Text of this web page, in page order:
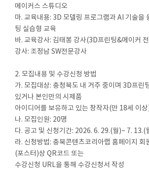
메이커스 스튜디오
마. 교육내용: 3D 모델링 프로그램과 AI 기술을
팅 실습형 교육
바. 교육강사: 김태봉 강사(3D프린팅&메이커
강사: 조정남 SW전문강사
2. 모집내용 및 수강신청 방법
가. 모집대상: 충청북도 내 거주 중이며 3D프린
있거나 본인만의 시제품
아이디어를 보유하고 있는 창작자(만 18세 이
나. 모집인원: 20명
다. 공고 및 신청기간: 2026. 6. 29.(월)~ 7. 13.(
라. 신청방법: 충북콘텐츠코리아랩 홈페이지 회
(포스터)상 QR코드 또는
수강신청 URL을 통해 수강신청서 작성